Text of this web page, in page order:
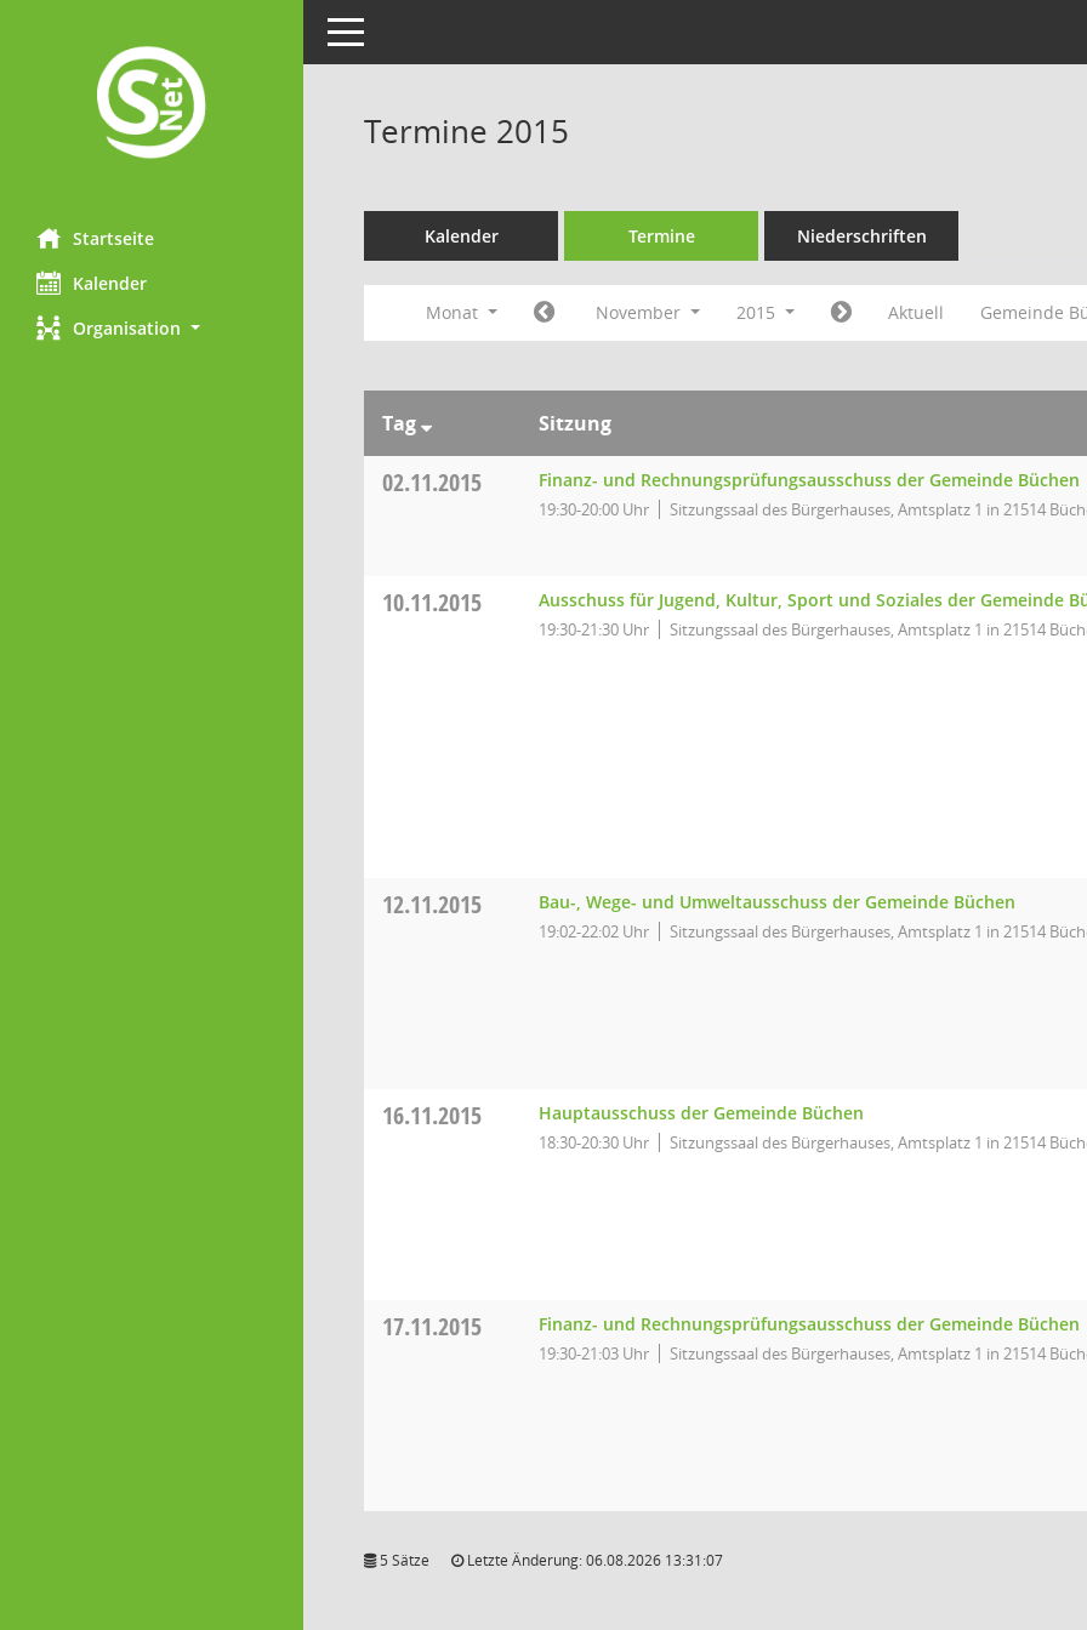
Startseite
Kalender
Organisation
Toggle navigation
Termine 2015
Kalender Termine Niederschriften
Monat November 2015 Aktuell Gemeinde
Tag Sitzung
02.11.2015 Finanz- und Rechnungsprüfungsausschuss der Gemeinde Büchen
19:30-20:00 Uhr Sitzungssaal des Bürgerhauses, Amtsplatz 1 in 21514
10.11.2015 Ausschuss für Jugend, Kultur, Sport und Soziales der Gemeinde
19:30-21:30 Uhr Sitzungssaal des Bürgerhauses, Amtsplatz 1 in 21514
12.11.2015 Bau-, Wege- und Umweltausschuss der Gemeinde Büchen
19:02-22:02 Uhr Sitzungssaal des Bürgerhauses, Amtsplatz 1 in 21514
16.11.2015 Hauptausschuss der Gemeinde Büchen
18:30-20:30 Uhr Sitzungssaal des Bürgerhauses, Amtsplatz 1 in 21514
17.11.2015 Finanz- und Rechnungsprüfungsausschuss der Gemeinde Büchen
19:30-21:03 Uhr Sitzungssaal des Bürgerhauses, Amtsplatz 1 in 21514
5 Sätze Letzte Änderung: 06.08.2026 13:31:07